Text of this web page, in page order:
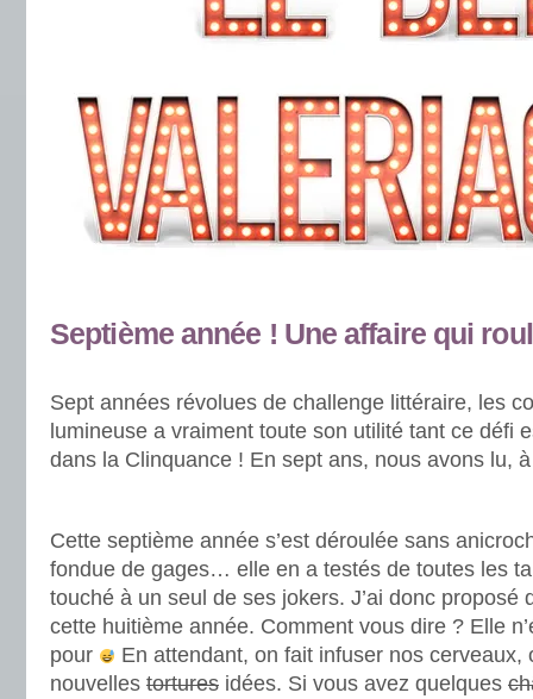
Septième année ! Une affaire qui
Sept années révolues de challenge littéraire, les
lumineuse a vraiment toute son utilité tant ce défi
dans la Clinquance ! En sept ans, nous avons lu,
Cette septième année s’est déroulée sans
fondue de gages… elle en a testés de toutes les
touché à un seul de ses jokers. J’ai donc proposé
cette huitième année. Comment vous dire ? Elle
pour
En attendant, on fait infuser nos cerveaux,
nouvelles tortures idées. Si vous avez quelques